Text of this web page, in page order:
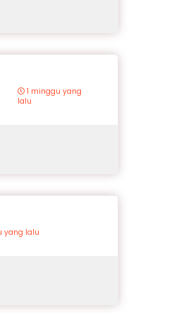
1 minggu yang
lalu
yang lalu